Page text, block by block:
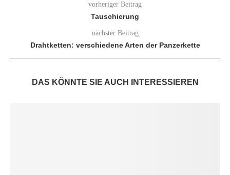
vorheriger Beitrag
Tauschierung
nächster Beitrag
Drahtketten: verschiedene Arten der Panzerkette
DAS KÖNNTE SIE AUCH INTERESSIEREN